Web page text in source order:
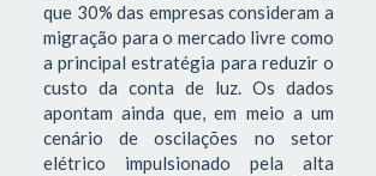
que 30% das empresas consideram a
migração para o mercado livre como
a principal estratégia para reduzir o
custo da conta de luz. Os dados
apontam ainda que, em meio a um
cenário de oscilações no setor
elétrico impulsionado pela alta